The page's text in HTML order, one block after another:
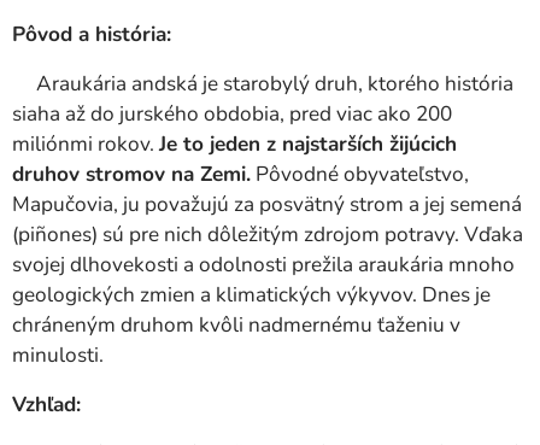
Pôvod a história:
Araukária andská je starobylý druh, ktorého história
siaha až do jurského obdobia, pred viac ako 200
miliónmi rokov.Je to jeden z najstarších žijúcich
druhov stromov na Zemi. Pôvodné obyvateľstvo,
Mapučovia, ju považujú za posvätný strom a jej semená
(piñones) sú pre nich dôležitým zdrojom potravy. Vďaka
svojej dlhovekosti a odolnosti prežila araukária mnoho
geologických zmien a klimatických výkyvov. Dnes je
chráneným druhom kvôli nadmernému ťaženiu v
minulosti.
Vzhľad: